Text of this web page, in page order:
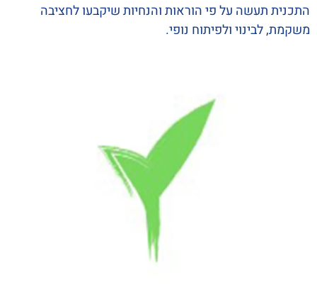
התכנית תעשה על פי הוראות והנחיות שיקבעו לחציבה
משקמת, לבינוי ולפיתוח נופי.